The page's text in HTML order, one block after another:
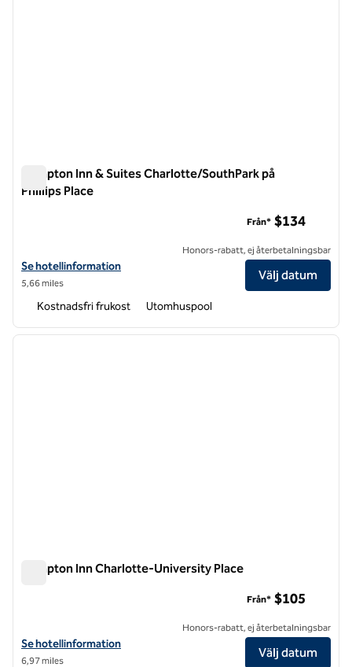
Hampton Inn & Suites Charlotte/SouthPark på
Phillips Place
Visa hotelluppgifter för Hampton Inn & Suites Charlotte/SouthPark
Se hotellinformation
5,66 miles
Från* $134
Honors-rabatt, ej återbetalningsbar
Välj datum
Kostnadsfri frukost Utomhuspool
1 av 12
nästa
Hampton Inn Charlotte-University Place
Visa hotelldetaljer för Hampton Inn Charlotte-University Place
Se hotellinformation
6,97 miles
Från* $105
Honors-rabatt, ej återbetalningsbar
Välj datum